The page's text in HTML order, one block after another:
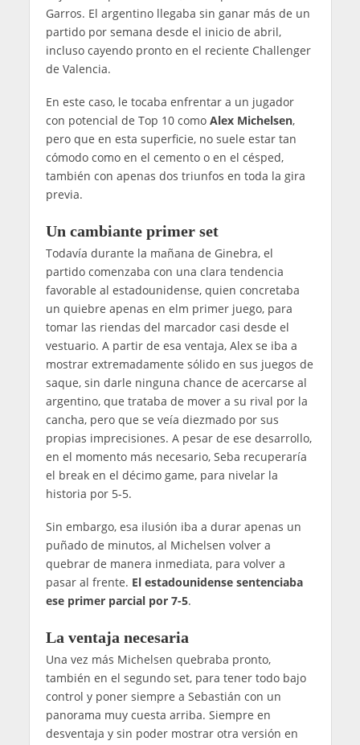
Garros. El argentino llegaba sin ganar más de un
partido por semana desde el inicio de abril,
incluso cayendo pronto en el reciente Challenger
de Valencia.
En este caso, le tocaba enfrentar a un jugador
con potencial de Top 10 como Alex Michelsen,
pero que en esta superficie, no suele estar tan
cómodo como en el cemento o en el césped,
también con apenas dos triunfos en toda la gira
previa.
Un cambiante primer set
Todavía durante la mañana de Ginebra, el
partido comenzaba con una clara tendencia
favorable al estadounidense, quien concretaba
un quiebre apenas en elm primer juego, para
tomar las riendas del marcador casi desde el
vestuario. A partir de esa ventaja, Alex se iba a
mostrar extremadamente sólido en sus juegos de
saque, sin darle ninguna chance de acercarse al
argentino, que trataba de mover a su rival por la
cancha, pero que se veía diezmado por sus
propias imprecisiones. A pesar de ese desarrollo,
en el momento más necesario, Seba recuperaría
el break en el décimo game, para nivelar la
historia por 5-5.
Sin embargo, esa ilusión iba a durar apenas un
puñado de minutos, al Michelsen volver a
quebrar de manera inmediata, para volver a
pasar al frente. El estadounidense sentenciaba
ese primer parcial por 7-5.
La ventaja necesaria
Una vez más Michelsen quebraba pronto,
también en el segundo set, para tener todo bajo
control y poner siempre a Sebastián con un
panorama muy cuesta arriba. Siempre en
desventaja y sin poder mostrar otra versión en